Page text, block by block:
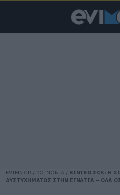
EVIMA.GR / ΚΟΙΝΩΝΙΑ / ΒΙΝΤΕΟ ΣΟΚ: Η
ΔΥΣΤΥΧΗΜΑΤΟΣ ΣΤΗΝ ΕΓΝΑΤΙΑ – ΟΛΑ